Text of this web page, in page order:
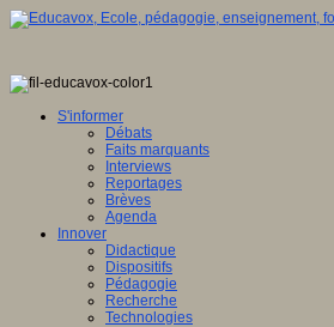
S'informer
Débats
Faits marquants
Interviews
Reportages
Brèves
Agenda
Innover
Didactique
Dispositifs
Pédagogie
Recherche
Technologies